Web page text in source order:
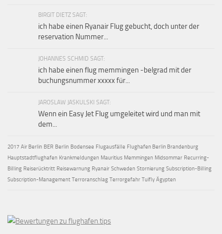
BIRGIT DIETZ SAGT:
ich habe einen Ryanair Flug gebucht, doch unter der
reservation Nummer...
JOHANNES SCHMID SAGT:
ich habe einen flug memmingen -belgrad mit der
buchungsnummer xxxxx für...
JAROSLAW JASKULSKI SAGT:
Wenn ein Easy Jet Flug umgeleitet wird und man mit
dem...
2017 Air Berlin BER Berlin Bodensee Flugausfälle Flughafen Berlin Brandenburg
Hauptstadtflughafen Krankmeldungen Mauritius Memmingen Midsommar Recurring-
Billing Reiserücktritt Reisewarnung Ryanair Schweden Stornierung Subscription-Billing
Subscription-Management Terroranschlag Terrorgefahr Tuifly Ägypten